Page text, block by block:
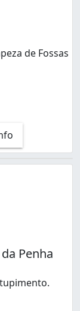
de Fossas
Penha